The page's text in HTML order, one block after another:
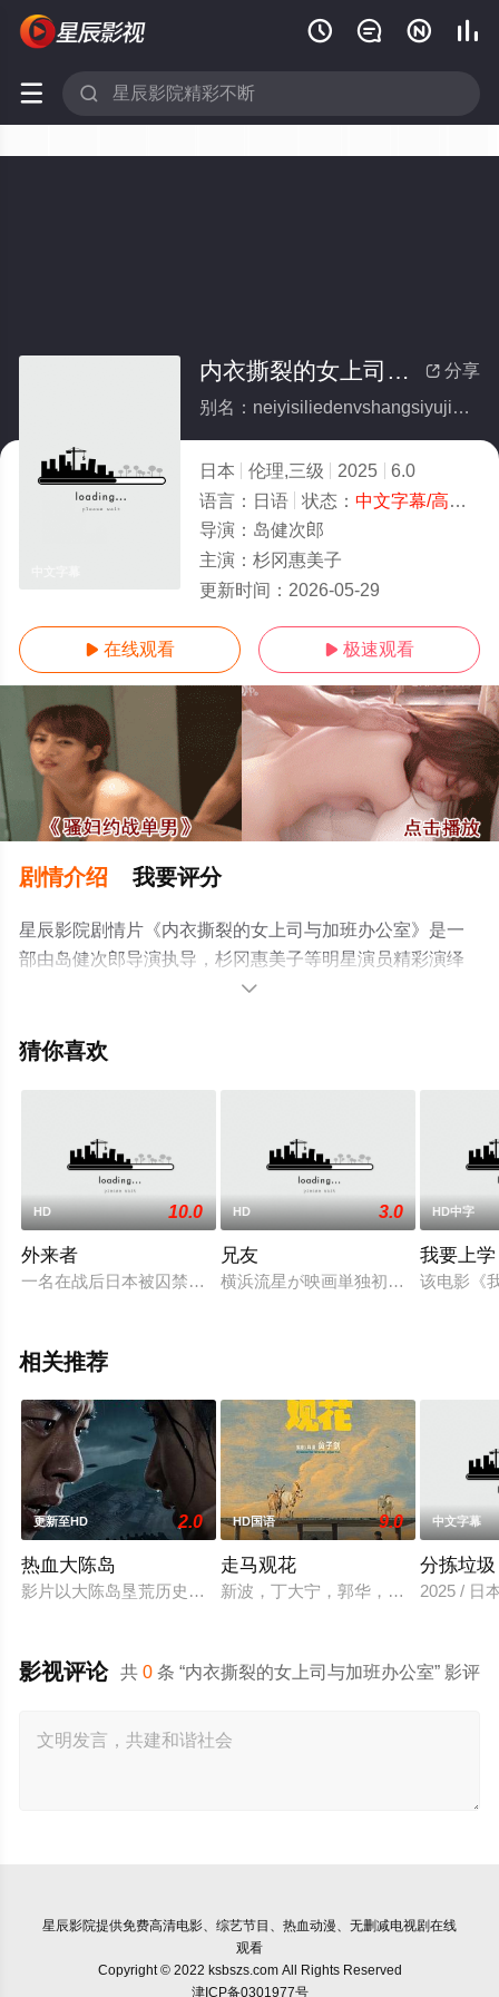
   
 
 分享
内衣撕裂的女上司与加班办公室
别名：neiyisiliedenvshangsiyujiabanbangongshi
日本 伦理,三级 2025
6.0
语言： 日语 状态： 中文字幕/高清
导演： 岛健次郎
主演： 杉冈惠美子
更新时间： 2026-05-29
 在线观看  极速观看
剧情介绍 我要评分
星辰影院剧情片《内衣撕裂的女上司与加班办公室》是一
部由岛健次郎导演执导，杉冈惠美子等明星演员精彩演绎
的日本电影，手机免费观看高清未删减完整版电影大全就
或剧情网等平台了解。

猜你喜欢
HD 10.0
外来者
一名在战后日本被囚禁的美国士兵，进入极道的阴暗世界，融入
HD 3.0
兄友
横浜流星が映画単独初主演を飾り、
HD中字
我要上学
该电影《
相关推荐
更新至HD 2.0
热血大陈岛
影片以大陈岛垦荒历史为创作底色，在尊重历史真实性的前提
HD国语 9.0
走马观花
新波，丁大宁，郭华，程一木他们毕
中文字幕
分拣垃
2025 / 日
共0 条 “内衣撕裂的女上司与加班办公室” 影评
影视评论
星辰影院提供免费高清电影、综艺节目、热血动漫、无删减电视剧在线
观看
Copyright © 2022 ksbszs.com All Rights Reserved
津ICP备0301977号